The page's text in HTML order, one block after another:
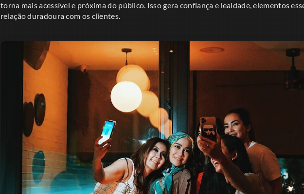
torna mais acessível e próxima do público. Isso gera confiança e lealdade, elementos
relação duradoura com os clientes.